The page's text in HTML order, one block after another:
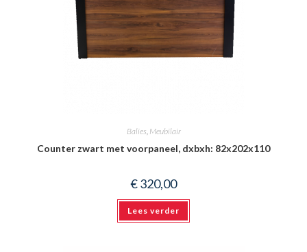
Balies Meubilair
Counter zwart met voorpaneel, dxbxh: 82x202x110
€320,00
Lees verder